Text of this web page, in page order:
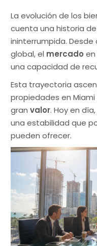
La evolución de los
cuenta una historia
ininterrumpida.
global, el mercado
una capacidad de
Esta trayectoria
propiedades en
granvalor. Hoy en
una estabilidad que
pueden ofrecer.